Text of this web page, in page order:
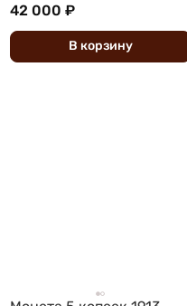
42 000 ₽
В корзину